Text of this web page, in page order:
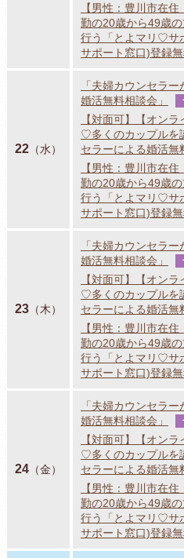
【男性：豊川市在
勤の20歳から49歳
行う「とよマリ♡サ
サポート窓口)登録
22（水）
「夫婦カウンセラ
婚活無料相談会」
【対面可】【オン
♡多くのカップルを
セラーによる婚活無
【男性：豊川市在
勤の20歳から49歳
行う「とよマリ♡サ
サポート窓口)登録
23（木）
「夫婦カウンセラ
婚活無料相談会」
【対面可】【オン
♡多くのカップルを
セラーによる婚活無
【男性：豊川市在
勤の20歳から49歳
行う「とよマリ♡サ
サポート窓口)登録
24（金）
「夫婦カウンセラ
婚活無料相談会」
【対面可】【オン
♡多くのカップルを
セラーによる婚活無
【男性：豊川市在
勤の20歳から49歳
行う「とよマリ♡サ
サポート窓口)登録